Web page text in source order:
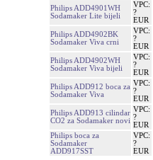
Philips ADD4901WH
Sodamaker Lite bijeli
VPC:
?
EUR
Philips ADD4902BK
Sodamaker Viva crni
VPC:
?
EUR
Philips ADD4902WH
Sodamaker Viva bijeli
VPC:
?
EUR
Philips ADD912 boca za
Sodamaker Viva
VPC:
?
EUR
Philips ADD913 cilindar
CO2 za Sodamaker novi
VPC:
?
EUR
Philips boca za
Sodamaker
ADD917SST
VPC:
?
EUR